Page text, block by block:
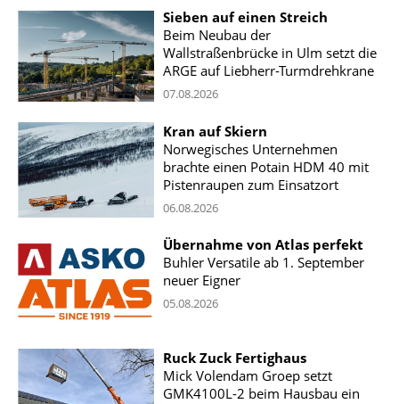
Sieben auf einen Streich
Beim Neubau der
Wallstraßenbrücke in Ulm setzt die
ARGE auf Liebherr-Turmdrehkrane
07.08.2026
Kran auf Skiern
Norwegisches Unternehmen
brachte einen Potain HDM 40 mit
Pistenraupen zum Einsatzort
06.08.2026
Übernahme von Atlas perfekt
Buhler Versatile ab 1. September
neuer Eigner
05.08.2026
Ruck Zuck Fertighaus
Mick Volendam Groep setzt
GMK4100L-2 beim Hausbau ein